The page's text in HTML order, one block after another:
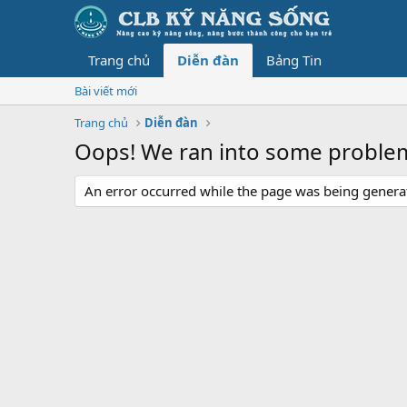
Trang chủ Diễn đàn Bảng Tin
Bài viết mới
Trang chủ
Diễn đàn
Oops! We ran into some
An error occurred while the page was being